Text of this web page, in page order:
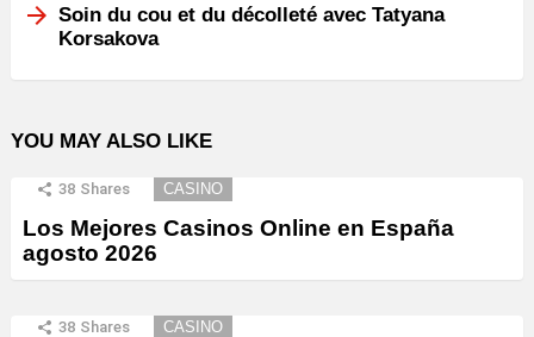
Soin du cou et du décolleté avec Tatyana
Korsakova
YOU MAY ALSO LIKE
38 Shares CASINO
Los Mejores Casinos Online en España
agosto 2026
38 Shares CASINO